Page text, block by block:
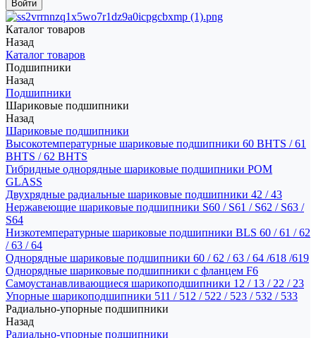
Каталог товаров
Назад
Каталог товаров
Подшипники
Назад
Подшипники
Шариковые подшипники
Назад
Шариковые подшипники
Высокотемпературные шариковые подшипники 60 BHTS / 61
BHTS / 62 BHTS
Гибридные однорядные шариковые подшипники POM
GLASS
Двухрядные радиальные шариковые подшипники 42 / 43
Нержавеющие шариковые подшипники S60 / S61 / S62 / S63 /
S64
Низкотемпературные шариковые подшипники BLS 60 / 61 / 62
/ 63 / 64
Однорядные шариковые подшипники 60 / 62 / 63 / 64 /618 /619
Однорядные шариковые подшипники с фланцем F6
Самоустанавливающиеся шарикоподшипники 12 / 13 / 22 / 23
Упорные шарикоподшипники 511 / 512 / 522 / 523 / 532 / 533
Радиально-упорные подшипники
Назад
Радиально-упорные подшипники